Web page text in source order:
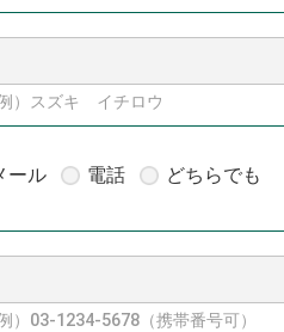
）スズキ イチロウ
ール 電話 どちらでも
）03-1234-5678（携帯番号可）